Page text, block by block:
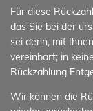
Für diese
das Sie bei der
sei denn, mit
vereinbart; in
Rückzahlung
Wir können die